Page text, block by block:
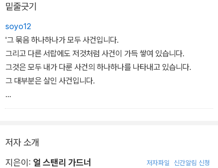
밑줄긋기
soyo12
'그 묶음 하나하나가 모두 사건입니다.
그리고 다른 서랍에도 저것처럼 사건이 가득 쌓여 있습니다.
그것은 모두 내가 다룬 사건의 하나하나를 나타내고 있습니다.
그 대부분은 살인 사건입니다.
당신의 사건이 모두 정리되면, 당신도 저 속 표지 가운데 하나로 쌓여
것과 비슷한 것이 될 겁니다.
스트리트 양이 당신에게 번호를 매길 겁니다.
저자 소개
지은이: 얼 스탠리 가드너 저자파일 신간알림 신청